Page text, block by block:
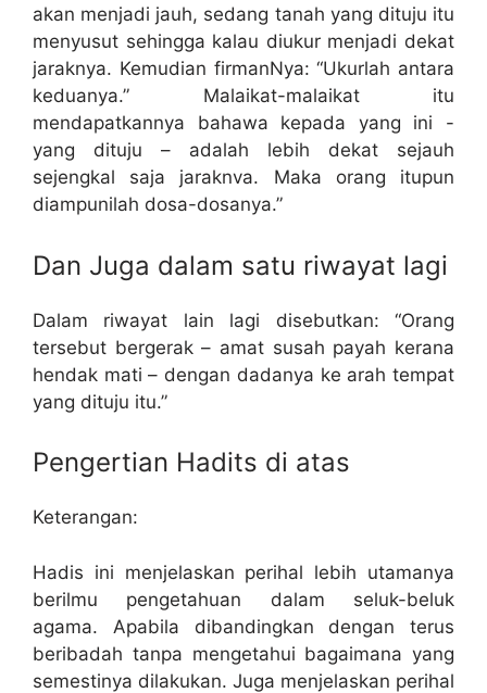
akan menjadi jauh, sedang tanah yang dituju itu
menyusut sehingga kalau diukur menjadi dekat
jaraknya. Kemudian firmanNya: “Ukurlah antara
keduanya.” Malaikat-malaikat itu
mendapatkannya bahawa kepada yang ini -
yang dituju – adalah lebih dekat sejauh
sejengkal saja jaraknva. Maka orang itupun
diampunilah dosa-dosanya.”
Dan Juga dalam satu riwayat lagi
Dalam riwayat lain lagi disebutkan: “Orang
tersebut bergerak – amat susah payah kerana
hendak mati – dengan dadanya ke arah tempat
yang dituju itu.”
Pengertian Hadits di atas
Keterangan:
Hadis ini menjelaskan perihal lebih utamanya
berilmu pengetahuan dalam seluk-beluk
agama. Apabila dibandingkan dengan terus
beribadah tanpa mengetahui bagaimana yang
semestinya dilakukan. Juga menjelaskan perihal